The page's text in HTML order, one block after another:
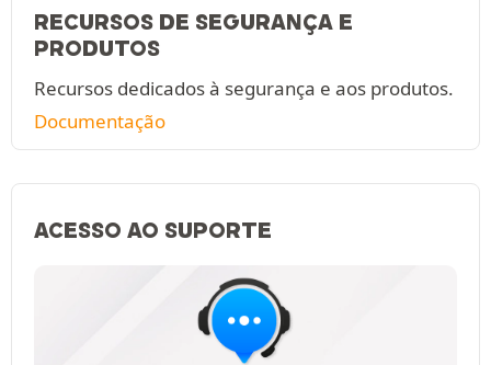
RECURSOS DE SEGURANÇA E
PRODUTOS
Recursos dedicados à segurança e aos produtos.
Documentação
ACESSO AO SUPORTE